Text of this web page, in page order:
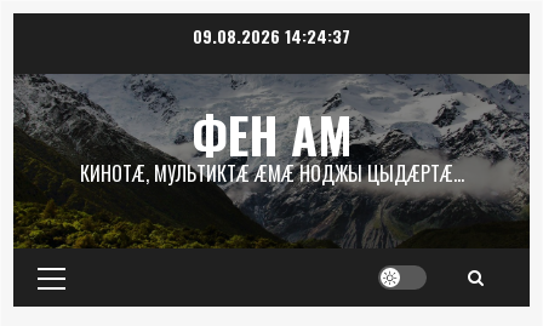
содержимому
09.08.2026 14:24:38
ФЕН АМ
КИНОТÆ, МУЛЬТИКТÆ ÆМÆ НОДЖЫ ЦЫДÆРТÆ…
Основное
меню